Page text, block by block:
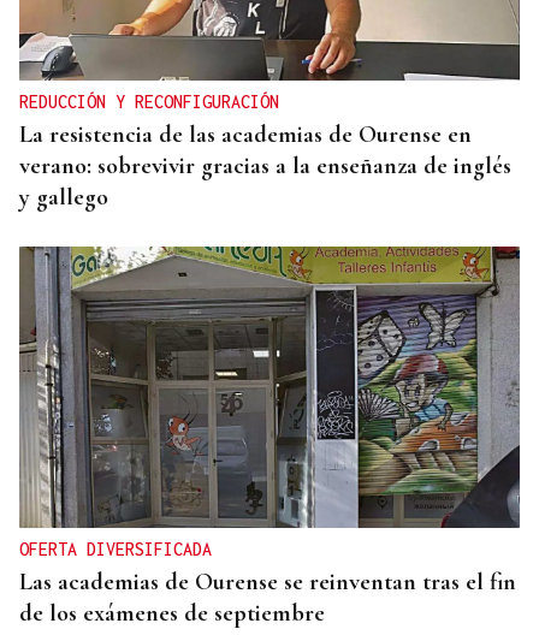
La música de Vigo conquista París con una misa
solemne y dos memorables conciertos
REDUCCIÓN Y RECONFIGURACIÓN
La resistencia de las academias de Ourense en
verano: sobrevivir gracias a la enseñanza de inglés
y gallego
OFERTA DIVERSIFICADA
Las academias de Ourense se reinventan tras el fin
de los exámenes de septiembre